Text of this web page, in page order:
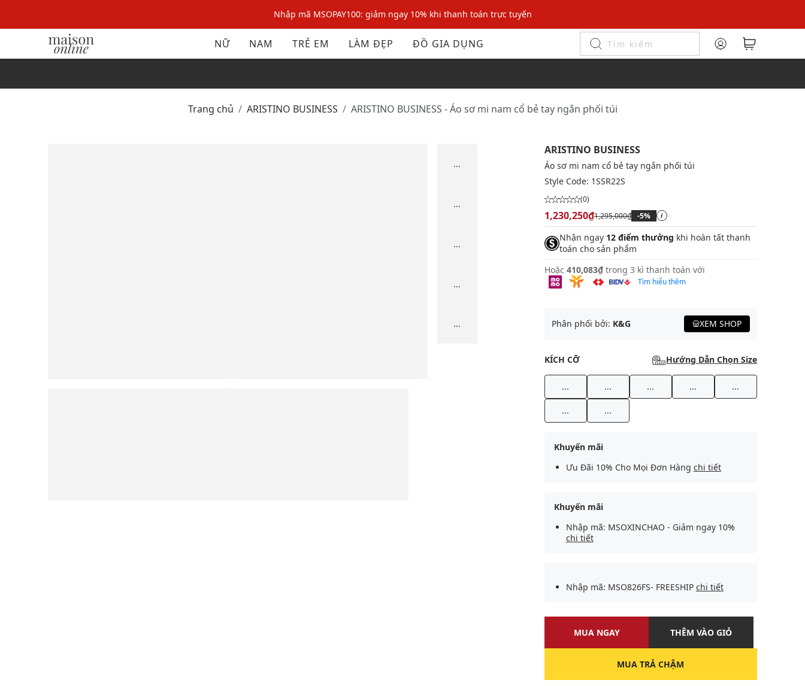
Nhập mã MSOPAY100: giảm ngay 10% khi thanh toán trực tuyến
Nhập mã: MSOXINCHAO - Giảm 10% đơn đầu cho thành viên mới!
Nhập mã MSOPAY100: giảm ngay 10% khi thanh toán trực tuyến
NỮ NAM TRẺ EM LÀM ĐẸP ĐỒ GIA DỤNG
Trang chủ ARISTINO BUSINESS ARISTINO BUSINESS - Áo sơ mi nam cổ bẻ tay ngắn phối túi
...
...
...
...
...
ARISTINO BUSINESS
Áo sơ mi nam cổ bẻ tay ngắn phối túi
Style Code: 1SSR22S
(0)
1,230,250₫1,295,000₫ -5% i
Nhận ngay 12 điểm thưởng khi hoàn tất thanh
toán cho sản phẩm
Hoặc 410,083₫ trong 3 kì thanh toán với
Tìm hiểu thêm
Phân phối bởi: K&G XEM SHOP
KÍCH CỠ Hướng Dẫn Chọn Size
... ... ... ... ...
... ...
Khuyến mãi
Ưu Đãi 10% Cho Mọi Đơn Hàng chi tiết
Khuyến mãi
Nhập mã: MSOXINCHAO - Giảm ngay 10%
chi tiết
Nhập mã: MSO826FS- FREESHIP chi tiết
MUA NGAY THÊM VÀO GIỎ
MUA TRẢ CHẬM